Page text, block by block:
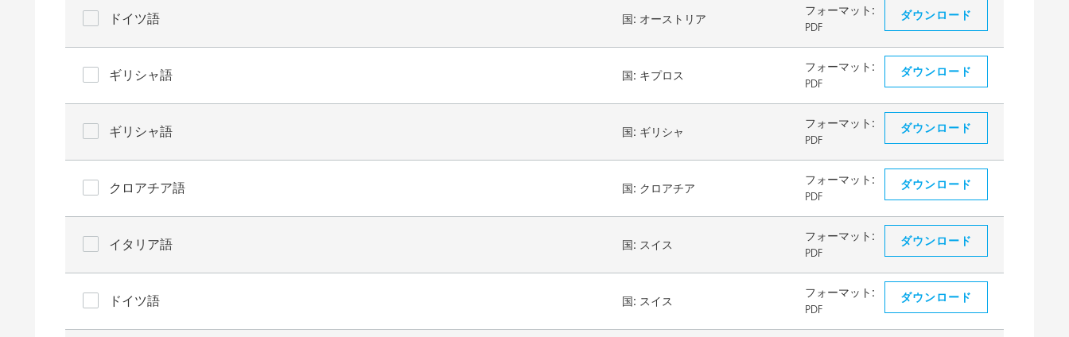
ドイツ語 国: オーストリア
フォーマット:
PDF
ダウンロード
ギリシャ語 国: キプロス
フォーマット:
PDF
ダウンロード
ギリシャ語 国: ギリシャ
フォーマット:
PDF
ダウンロード
クロアチア語 国: クロアチア
フォーマット:
PDF
ダウンロード
イタリア語 国: スイス
フォーマット:
PDF
ダウンロード
ドイツ語 国: スイス
フォーマット:
PDF
ダウンロード